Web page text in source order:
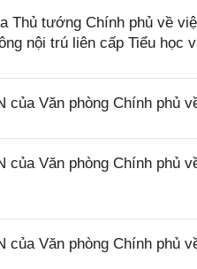
Thủ tướng Chính phủ về
nội trú liên cấp Tiểu học
của Văn phòng Chính phủ
của Văn phòng Chính phủ
của Văn phòng Chính phủ